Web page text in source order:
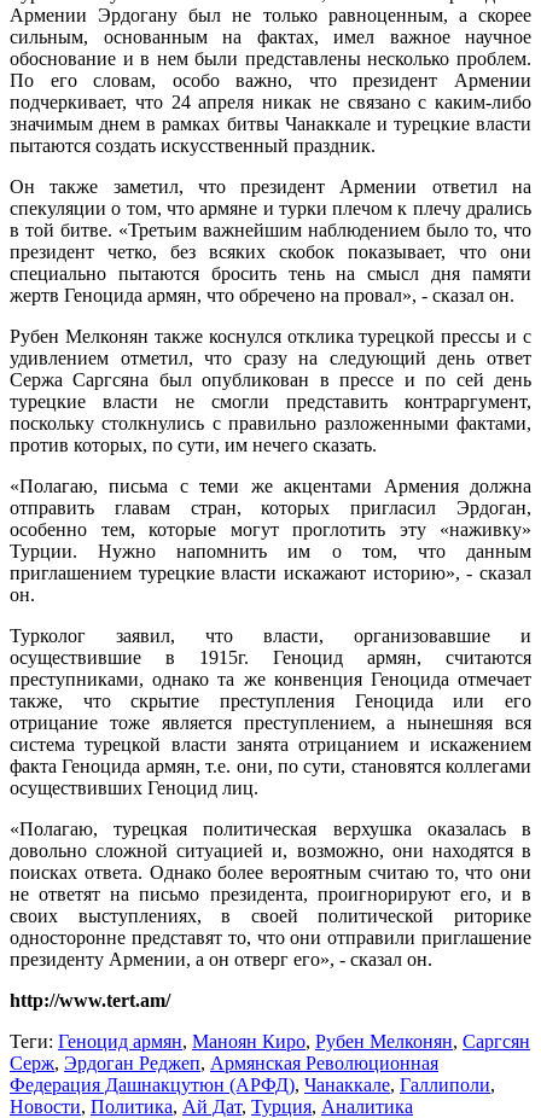
Армении Эрдогану был не только равноценным, а скорее
сильным, основанным на фактах, имел важное научное
обоснование и в нем были представлены несколько проблем.
По его словам, особо важно, что президент Армении
подчеркивает, что 24 апреля никак не связано с каким-либо
значимым днем в рамках битвы Чанаккале и турецкие власти
пытаются создать искусственный праздник.
Он также заметил, что президент Армении ответил на
спекуляции о том, что армяне и турки плечом к плечу дрались
в той битве. «Третьим важнейшим наблюдением было то, что
президент четко, без всяких скобок показывает, что они
специально пытаются бросить тень на смысл дня памяти
жертв Геноцида армян, что обречено на провал», - сказал он.
Рубен Мелконян также коснулся отклика турецкой прессы и с
удивлением отметил, что сразу на следующий день ответ
Сержа Саргсяна был опубликован в прессе и по сей день
турецкие власти не смогли представить контраргумент,
поскольку столкнулись с правильно разложенными фактами,
против которых, по сути, им нечего сказать.
«Полагаю, письма с теми же акцентами Армения должна
отправить главам стран, которых пригласил Эрдоган,
особенно тем, которые могут проглотить эту «наживку»
Турции. Нужно напомнить им о том, что данным
приглашением турецкие власти искажают историю», - сказал
он.
Турколог заявил, что власти, организовавшие и
осуществившие в 1915г. Геноцид армян, считаются
преступниками, однако та же конвенция Геноцида отмечает
также, что скрытие преступления Геноцида или его
отрицание тоже является преступлением, а нынешняя вся
система турецкой власти занята отрицанием и искажением
факта Геноцида армян, т.е. они, по сути, становятся коллегами
осуществивших Геноцид лиц.
«Полагаю, турецкая политическая верхушка оказалась в
довольно сложной ситуацией и, возможно, они находятся в
поисках ответа. Однако более вероятным считаю то, что они
не ответят на письмо президента, проигнорируют его, и в
своих выступлениях, в своей политической риторике
односторонне представят то, что они отправили приглашение
президенту Армении, а он отверг его», - сказал он.
http://www.tert.am/
Теги: Геноцид армян, Маноян Киро, Рубен Мелконян, Саргсян
Серж, Эрдоган Реджеп, Армянская Революционная
Федерация Дашнакцутюн (АРФД), Чанаккале, Галлиполи,
Новости, Политика, Ай Дат, Турция, Аналитика